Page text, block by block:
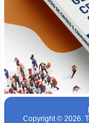
Copyright © 2026.